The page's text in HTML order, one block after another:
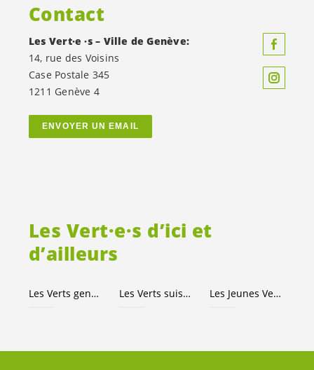
Les Vert·e·s d’ici et
d’ailleurs
Les Verts genevois Les Verts suisses Les Jeunes Vert·e·s
Contact
Les Vert·e ·s – Ville de Genève:
14, rue des Voisins
Case Postale 345
1211 Genève 4
ENVOYER UN EMAIL